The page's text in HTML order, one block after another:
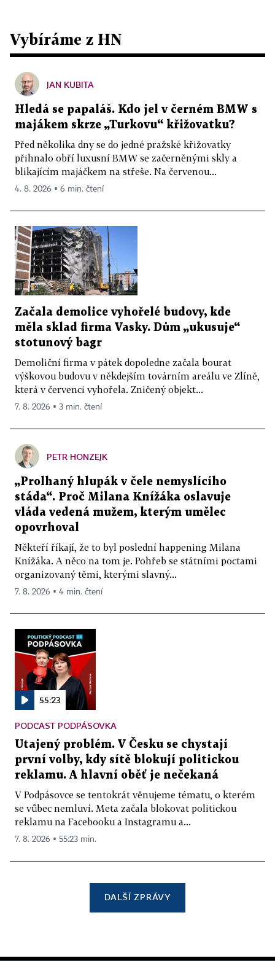
Vybíráme z HN
JAN KUBITA
Hledá se papaláš. Kdo jel v černém BMW s
majákem skrze „Turkovu“ křižovatku?
Před několika dny se do jedné pražské křižovatky
přihnalo obří luxusní BMW se začerněnými skly a
blikajícím majáčkem na střeše. Na červenou...
4. 8. 2026 ▪ 6 min. čtení
Začala demolice vyhořelé budovy, kde
měla sklad firma Vasky. Dům „ukusuje“
stotunový bagr
Demoliční firma v pátek dopoledne začala bourat
výškovou budovu v někdejším továrním areálu ve Zlíně,
která v červenci vyhořela. Zničený objekt...
7. 8. 2026 ▪ 3 min. čtení
PETR HONZEJK
„Prolhaný hlupák v čele nemyslícího
stáda“. Proč Milana Knížáka oslavuje
vláda vedená mužem, kterým umělec
opovrhoval
Někteří říkají, že to byl poslední happening Milana
Knížáka. A něco na tom je. Pohřeb se státními poctami
organizovaný těmi, kterými slavný...
7. 8. 2026 ▪ 4 min. čtení
55:23
PODCAST PODPÁSOVKA
Utajený problém. V Česku se chystají
první volby, kdy sítě blokují politickou
reklamu. A hlavní oběť je nečekaná
V Podpásovce se tentokrát věnujeme tématu, o kterém
se vůbec nemluví. Meta začala blokovat politickou
reklamu na Facebooku a Instagramu a...
7. 8. 2026 ▪ 55:23 min.
DALŠÍ ZPRÁVY